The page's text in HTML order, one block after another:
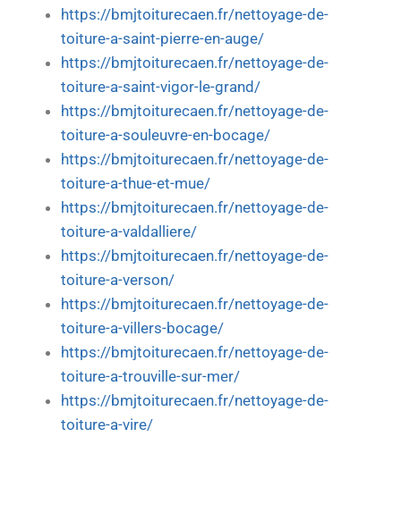
https://bmjtoiturecaen.fr/nettoyage-de-
toiture-a-saint-pierre-en-auge/
https://bmjtoiturecaen.fr/nettoyage-de-
toiture-a-saint-vigor-le-grand/
https://bmjtoiturecaen.fr/nettoyage-de-
toiture-a-souleuvre-en-bocage/
https://bmjtoiturecaen.fr/nettoyage-de-
toiture-a-thue-et-mue/
https://bmjtoiturecaen.fr/nettoyage-de-
toiture-a-valdalliere/
https://bmjtoiturecaen.fr/nettoyage-de-
toiture-a-verson/
https://bmjtoiturecaen.fr/nettoyage-de-
toiture-a-villers-bocage/
https://bmjtoiturecaen.fr/nettoyage-de-
toiture-a-trouville-sur-mer/
https://bmjtoiturecaen.fr/nettoyage-de-
toiture-a-vire/